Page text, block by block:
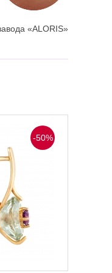
«ALORIS»
-50%